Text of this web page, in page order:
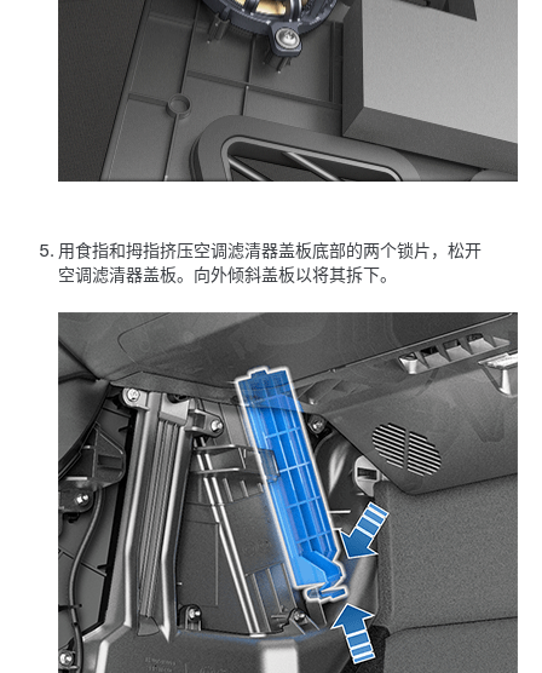
用食指和拇指挤压空调滤清器盖板底部的两个锁片，松开
空调滤清器盖板。向外倾斜盖板以将其拆下。